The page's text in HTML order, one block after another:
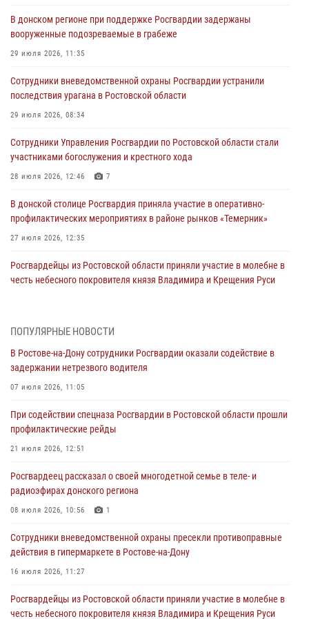
В донском регионе при поддержке Росгвардии задержаны
вооруженные подозреваемые в грабеже
29 июля 2026, 11:35
Сотрудники вневедомственной охраны Росгвардии устранили
последствия урагана в Ростовской области
29 июля 2026, 08:34
Сотрудники Управления Росгвардии по Ростовской области стали
участниками богослужения и крестного хода
28 июля 2026, 12:46 7
В донской столице Росгвардия приняла участие в оперативно-
профилактических мероприятиях в районе рынков «Темерник»
27 июля 2026, 12:35
Росгвардейцы из Ростовской области приняли участие в молебне в
честь небесного покровителя князя Владимира и Крещения Руси
При содействии спецназа Росгвардии в Ростовской области прошли
21 июля 2026, 12:51
В Ростовской области экипаж вневедомственной охраны задержал
17 июля 2026, 07:24
Сотрудники вневедомственной охраны пресекли противоправные
16 июля 2026, 11:27
Конкурс профессионального мастерства взрывотехников прошел в
15 июля 2026, 06:39
ПОПУЛЯРНЫЕ НОВОСТИ
В Ростове-на-Дону сотрудники Росгвардии оказали содействие в
задержании нетрезвого водителя
07 июля 2026, 11:05
При содействии спецназа Росгвардии в Ростовской области прошли
профилактические рейды
21 июля 2026, 12:51
Росгвардеец рассказал о своей многодетной семье в теле- и
радиоэфирах донского региона
08 июля 2026, 10:56 1
Сотрудники вневедомственной охраны пресекли противоправные
действия в гипермаркете в Ростове-на-Дону
16 июля 2026, 11:27
Росгвардейцы из Ростовской области приняли участие в молебне в
честь небесного покровителя князя Владимира и Крещения Руси